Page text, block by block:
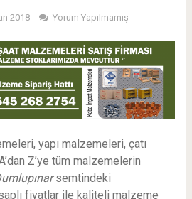
2018 Yorum Yapılmamış
yapı malzemeleri, çatı
Z’ye tüm malzemelerin
semtindeki
fiyatlar ile kaliteli malzeme